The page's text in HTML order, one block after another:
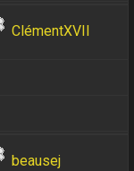
ClémentXVII
beausej